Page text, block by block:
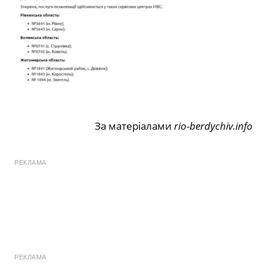
За матеріалами rio-berdychiv.info
РЕКЛАМА
РЕКЛАМА